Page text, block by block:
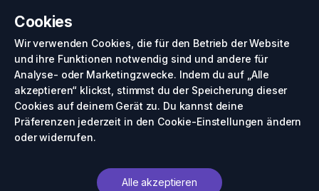
Cookies
Wir verwenden Cookies, die für den Betrieb der Website
und ihre Funktionen notwendig sind und andere für
Analyse- oder Marketingzwecke. Indem du auf „Alle
akzeptieren“ klickst, stimmst du der Speicherung dieser
Cookies auf deinem Gerät zu. Du kannst deine
Präferenzen jederzeit in den Cookie-Einstellungen ändern
oder widerrufen.
Alle akzeptieren